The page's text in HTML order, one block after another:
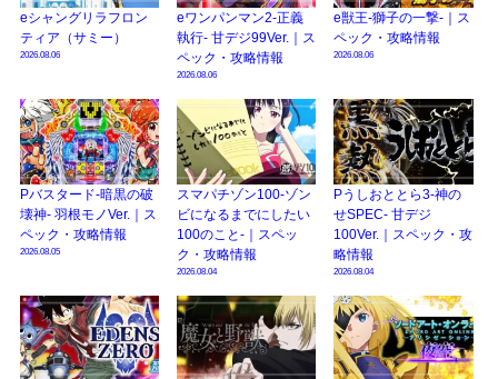
【2025年】エイプリルフール話題（ネタ）まとめ｜ぱちんこパチスロ関連【4
月1日】
eシャングリラフロン
ティア（サミー）
2026.08.06
eワンパンマン2-正義
執行- 甘デジ99Ver.｜ス
ペック・攻略情報
2026.08.06
e獣王-獅子の一撃-｜ス
ペック・攻略情報
2026.08.06
Pバスタード-暗黒の破
壊神- 羽根モノVer.｜ス
ペック・攻略情報
2026.08.05
スマパチゾン100-ゾン
ビになるまでにしたい
100のこと-｜スペッ
ク・攻略情報
2026.08.04
Pうしおととら3-神の
せSPEC- 甘デジ
100Ver.｜スペック・攻
略情報
2026.08.04